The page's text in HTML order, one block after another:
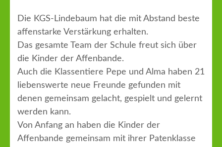
Die KGS-Lindebaum hat die mit Abstand beste
affenstarke Verstärkung erhalten.
Das gesamte Team der Schule freut sich über
die Kinder der Affenbande.
Auch die Klassentiere Pepe und Alma haben 21
liebenswerte neue Freunde gefunden mit
denen gemeinsam gelacht, gespielt und gelernt
werden kann.
Von Anfang an haben die Kinder der
Affenbande gemeinsam mit ihrer Patenklasse